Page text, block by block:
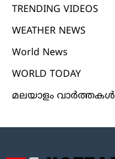
TRENDING VIDEOS
WEATHER NEWS
World News
WORLD TODAY
മലയാളം വാർത്തകൾ